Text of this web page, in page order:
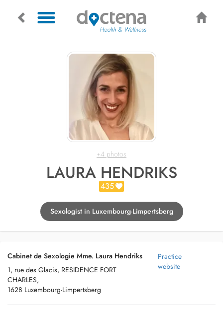
+4 photos
LAURA HENDRIKS
435
Sexologist in Luxembourg-Limpertsberg
Cabinet de Sexologie Mme. Laura Hendriks
1, rue des Glacis, RESIDENCE FORT
CHARLES,
1628 Luxembourg-Limpertsberg
Practice
website